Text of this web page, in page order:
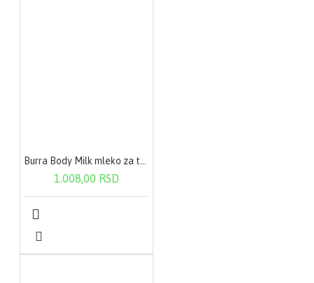
1.008,00 RSD